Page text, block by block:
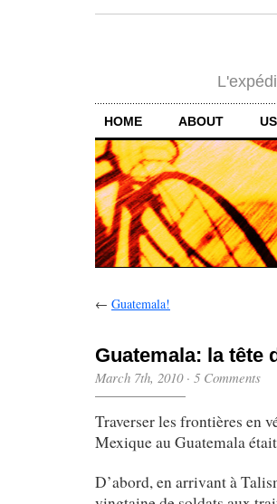
HOME ABOUT US
← Guatemala!
Guatemala: la tête
March 7th, 2010· 5 Comments
Traverser les frontières en
Mexique au Guatemala
D’abord, en arrivant à